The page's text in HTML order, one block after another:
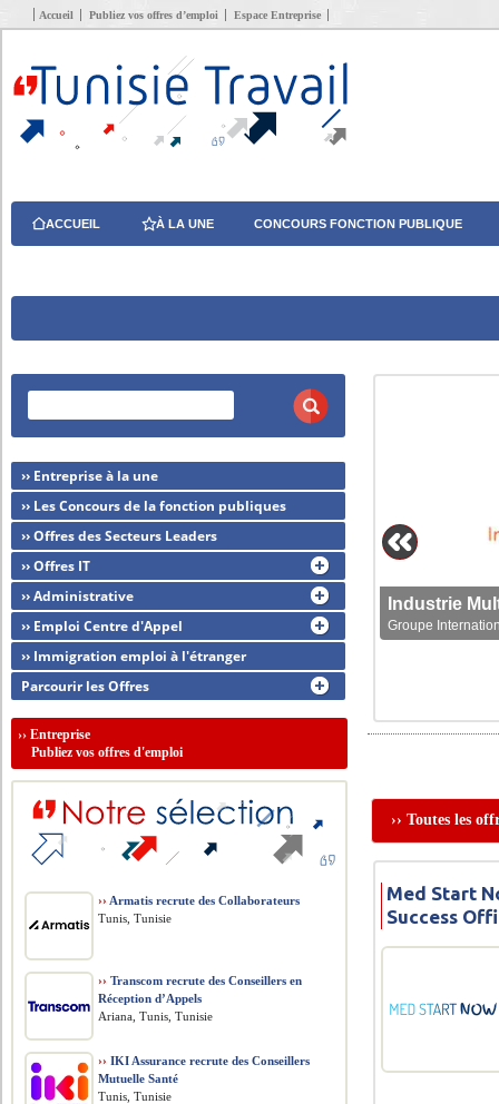
Accueil Publiez vos offres d’emploi Espace Entreprise
ACCUEIL À LA UNE CONCOURS FONCTION PUBLIQUE
Groupe
›› Toutes les
Med Start
Success
›› Entreprise à la une
›› Les Concours de la fonction publiques
›› Offres des Secteurs Leaders
›› Offres IT
›› Administrative
›› Emploi Centre d'Appel
›› Immigration emploi à l'étranger
Parcourir les Offres
››Entreprise
Publiez vos offres d'emploi
›› Armatis recrute des Collaborateurs
Tunis, Tunisie
›› Transcom recrute des Conseillers en
Réception d’Appels
Ariana, Tunis, Tunisie
›› IKI Assurance recrute des Conseillers
Mutuelle Santé
Tunis, Tunisie